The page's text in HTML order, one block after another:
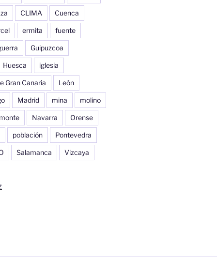
CLIMA Cuenca
ermita fuente
Guipuzcoa
Huesca iglesia
Gran Canaria León
Madrid mina molino
monte Navarra Orense
población Pontevedra
Salamanca Vizcaya